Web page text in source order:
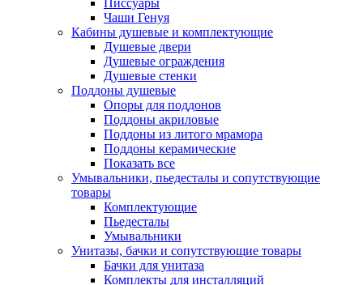
Писсуары
Чаши Генуя
Кабины душевые и комплектующие
Душевые двери
Душевые ограждения
Душевые стенки
Поддоны душевые
Опоры для поддонов
Поддоны акриловые
Поддоны из литого мрамора
Поддоны керамические
Показать все
Умывальники, пьедесталы и сопутствующие
товары
Комплектующие
Пьедесталы
Умывальники
Унитазы, бачки и сопутствующие товары
Бачки для унитаза
Комплекты для инсталляций